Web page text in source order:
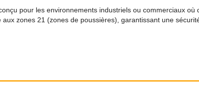
pour les environnements industriels ou commerciaux où
zones 21 (zones de poussières), garantissant une